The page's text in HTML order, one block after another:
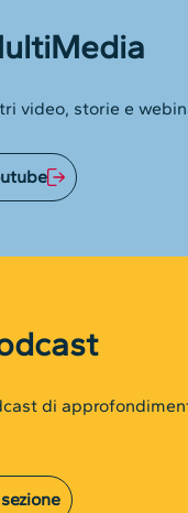
video, storie e
di